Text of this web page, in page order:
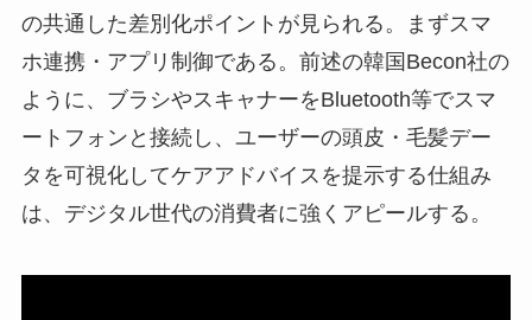
の共通した差別化ポイントが見られる。まずスマ
ホ連携・アプリ制御である。前述の韓国Becon社の
ように、ブラシやスキャナーをBluetooth等でスマ
ートフォンと接続し、ユーザーの頭皮・毛髪デー
タを可視化してケアアドバイスを提示する仕組み
は、デジタル世代の消費者に強くアピールする。